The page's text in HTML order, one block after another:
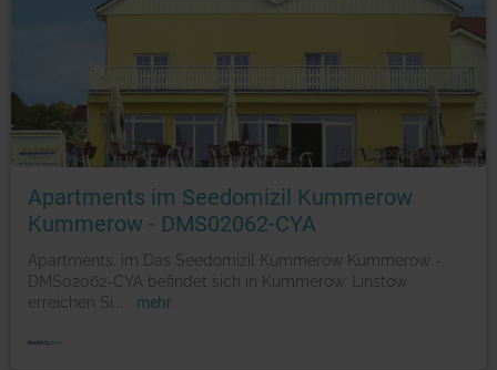
Foto: © booking.com
Apartments im Seedomizil Kummerow
Kummerow - DMS02062-CYA
Apartments. im Das Seedomizil Kummerow Kummerow -
DMS02062-CYA befindet sich in Kummerow. Linstow
erreichen Si
mehr